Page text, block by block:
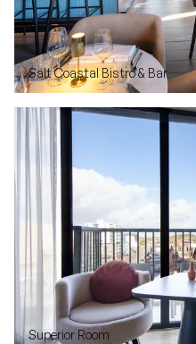
Salt Coastal Bistro & Bar
Superior Room